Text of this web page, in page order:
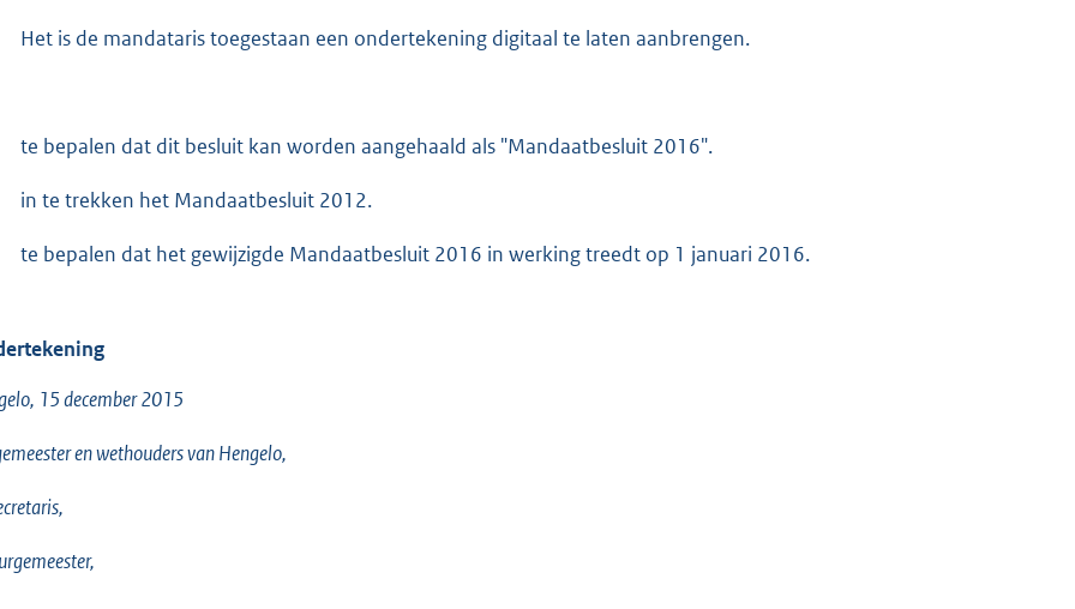
Het is de mandataris toegestaan een ondertekening digitaal te laten aanbrengen.
te bepalen dat dit besluit kan worden aangehaald als "Mandaatbesluit 2016".
in te trekken het Mandaatbesluit 2012.
te bepalen dat het gewijzigde Mandaatbesluit 2016 in werking treedt op 1 januari 2016.
15 december 2015
en wethouders van Hengelo,